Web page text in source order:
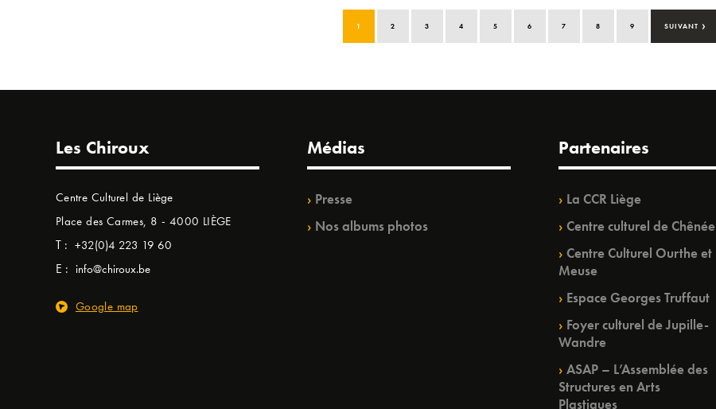
1 2 3 4 5 6 7 8 9 SUIVANT ›
Les Chiroux
Centre Culturel de Liège
Place des Carmes, 8 - 4000 LIÈGE
T : +32(0)4 223 19 60
E : info@chiroux.be
Google map
Médias
Presse
Nos albums photos
Partenaires
La CCR Liège
Centre culturel de Chênée
Centre Culturel Ourthe et
Meuse
Espace Georges Truffaut
Foyer culturel de Jupille-
Wandre
ASAP – L’Assemblée des
Structures en Arts
Plastiques